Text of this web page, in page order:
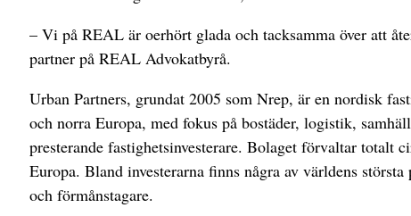
– Vi på REAL är oerhört glada och tacksamma över att
partner på REAL Advokatbyrå.
Urban Partners, grundat 2005 som Nrep, är en nordisk
och norra Europa, med fokus på bostäder, logistik,
presterande fastighetsinvesterare. Bolaget förvaltar
Europa. Bland investerarna finns några av världens
och förmånstagare.